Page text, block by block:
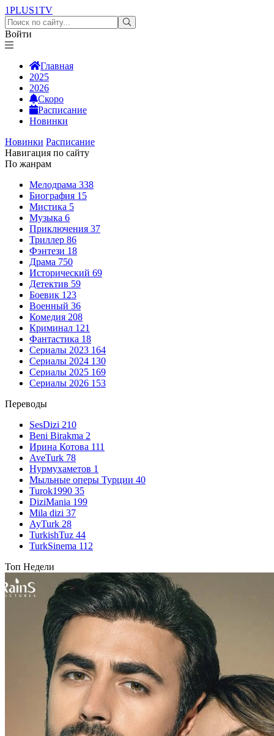
1PLUS1TV
Войти
Главная
2025
2026
Скоро
Расписание
Новинки
Новинки Расписание
Навигация по сайту
По жанрам
Мелодрама 338
Биография 15
Мистика 5
Музыка 6
Приключения 37
Триллер 86
Фэнтези 18
Драма 750
Исторический 69
Детектив 59
Боевик 123
Военный 36
Комедия 208
Криминал 121
Фантастика 18
Сериалы 2023 164
Сериалы 2024 130
Сериалы 2025 169
Сериалы 2026 153
Переводы
SesDizi 210
Beni Birakma 2
Ирина Котова 111
AveTurk 78
Нурмухаметов 1
Мыльные оперы Турции 40
Turok1990 35
DiziMania 199
Mila dizi 37
AyTurk 28
TurkishTuz 44
TurkSinema 112
Топ Недели